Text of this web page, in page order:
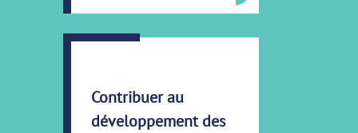
Contribuer au
développement des